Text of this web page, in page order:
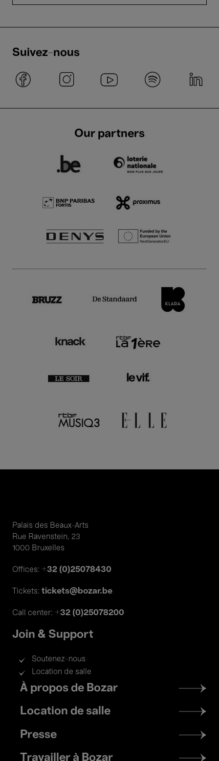
Suivez-nous
Our partners
Palais des Beaux-Arts
Rue Ravenstein, 23
1000 Bruxelles
Offices: +32 (0)25078430
Tickets: tickets@bozar.be
Call center: +32 (0)25078200
Join & Support
Soutenez-nous
Location de salle
Footer
menu
À propos de Bozar
Location de salle
Presse
Travailler à Bozar